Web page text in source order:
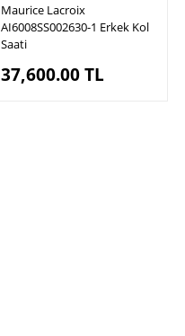
Maurice Lacroix
AI6008SS002630-1 Erkek Kol
Saati
37,600.00TL